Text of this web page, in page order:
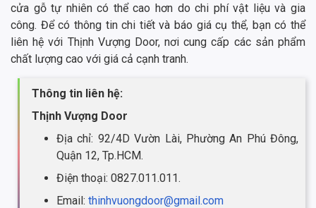
cửa gỗ tự nhiên có thể cao hơn do chi phí vật liệu và gia
công. Để có thông tin chi tiết và báo giá cụ thể, bạn có thể
liên hệ với Thịnh Vượng Door, nơi cung cấp các sản phẩm
chất lượng cao với giá cả cạnh tranh.
Thông tin liên hệ:
Thịnh Vượng Door
Địa chỉ: 92/4D Vườn Lài, Phường An Phú Đông,
Quận 12, Tp.HCM.
Điện thoại: 0827.011.011.
Email: thinhvuongdoor@gmail.com